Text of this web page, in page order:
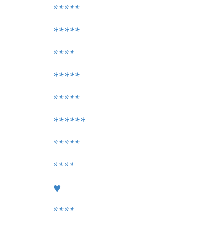
*****
*****
****
*****
*****
******
*****
****
♥
****